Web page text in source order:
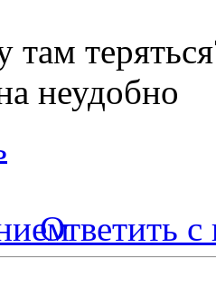
там
неудобно
Ответить с